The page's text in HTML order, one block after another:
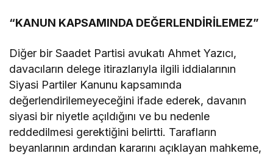
“KANUN KAPSAMINDA DEĞERLENDİRİLEMEZ”
Diğer bir Saadet Partisi avukatı Ahmet Yazıcı,
davacıların delege itirazlarıyla ilgili iddialarının
Siyasi Partiler Kanunu kapsamında
değerlendirilemeyeceğini ifade ederek, davanın
siyasi bir niyetle açıldığını ve bu nedenle
reddedilmesi gerektiğini belirtti. Tarafların
beyanlarının ardından kararını açıklayan mahkeme,